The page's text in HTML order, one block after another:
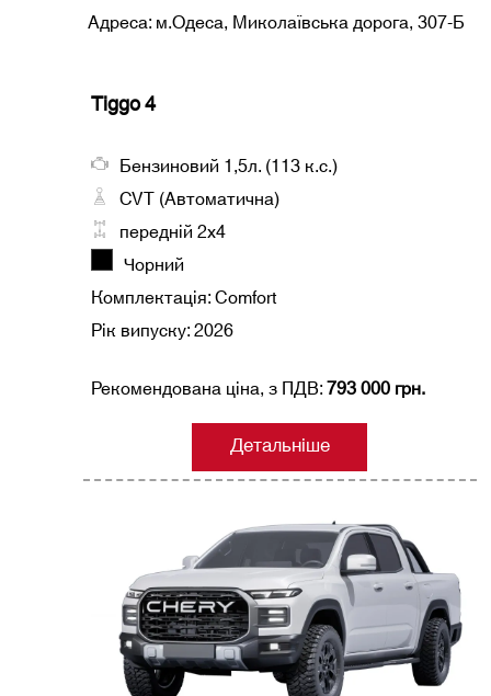
Адреса: м.Одеса, Миколаївська дорога, 307-Б
Tiggo 4
Бензиновий 1,5л. (113 к.с.)
CVT (Автоматична)
передній 2х4
Чорний
Комплектація: Comfort
Рік випуску: 2026
Рекомендована ціна, з ПДВ:793 000 грн.
Детальніше